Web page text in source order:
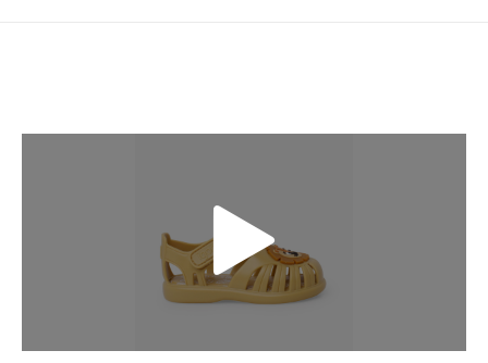
que terá um custo de 3,95€. Caso o valor da encomenda seja
Só na Pisamonas trocas grátis, sem perguntas. Se quando
chegarem a sua casa não lhe servirem, basta ir à secção de
Trocas e Devoluçõesdo nosso site para nos enviar o pedido de
troca. A nossa equipa de Atendimento ao Cliente encarregar-